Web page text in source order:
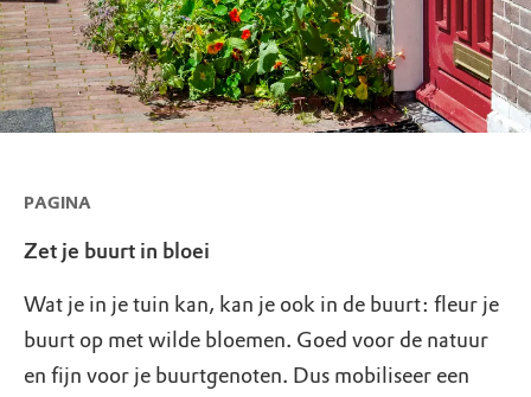
PAGINA
Zet je buurt in bloei
Wat je in je tuin kan, kan je ook in de buurt: fleur je
buurt op met wilde bloemen. Goed voor de natuur
en fijn voor je buurtgenoten. Dus mobiliseer een